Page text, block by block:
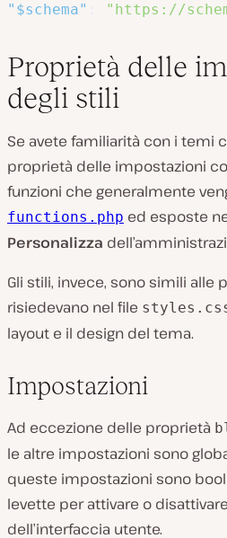
"$schema" "https://
Proprietà delle
degli stili
Se avete familiarità con i temi
proprietà delle impostazioni
funzioni che generalmente
functions.php ed esposte
Personalizza
Gli stili, invece, sono simili alle
risiedevano nel file
layout e il design del tema.
Impostazioni
Ad eccezione delle proprietà
le altre impostazioni sono
queste impostazioni sono
levette per attivare o
dell’interfaccia utente.